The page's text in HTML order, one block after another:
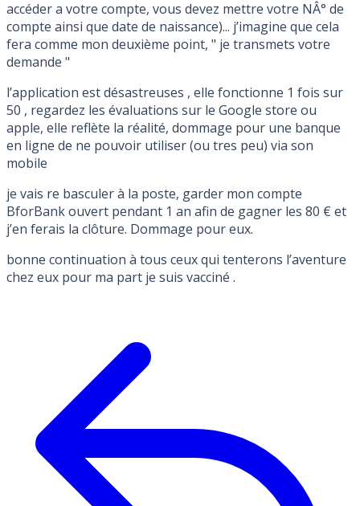
accéder a votre compte, vous devez mettre votre NÂ° de
compte ainsi que date de naissance)... j’imagine que cela
fera comme mon deuxième point, " je transmets votre
demande "
l’application est désastreuses , elle fonctionne 1 fois sur
50 , regardez les évaluations sur le Google store ou
apple, elle reflète la réalité, dommage pour une banque
en ligne de ne pouvoir utiliser (ou tres peu) via son
mobile
je vais re basculer à la poste, garder mon compte
BforBank ouvert pendant 1 an afin de gagner les 80 € et
j’en ferais la clôture. Dommage pour eux.
bonne continuation à tous ceux qui tenterons l’aventure
chez eux pour ma part je suis vacciné .